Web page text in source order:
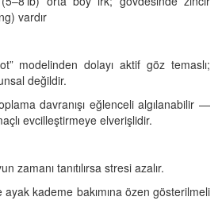
vardır
modelinden dolayı aktif göz temaslı;
değildir.
davranışı eğlenceli algılanabilir —
evcilleştirmeye elverişlidir.
zamanı tanıtılırsa stresi azalır.
kademe bakımına özen gösterilmeli